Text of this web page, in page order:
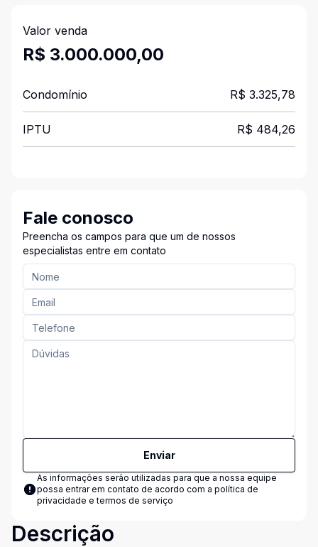
Valor venda
R$ 3.000.000,00
Condomínio R$ 3.325,78
IPTU R$ 484,26
Fale conosco
Preencha os campos para que um de nossos
especialistas entre em contato
Enviar
As informações serão utilizadas para que a nossa equipe
possa entrar em contato de acordo com a política de
privacidade e termos de serviço
Descrição